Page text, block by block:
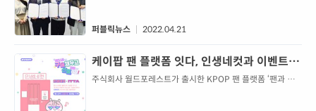
업체와 업무협약을 체결하고, 한국 문화, K-POP, 한국 화장품
이돌 팬들의 니즈를 만족하는 K-BEAUTY 아이돌 커버 매거진
을 발행하기로 했다.프로젝트퀘스천은 사회의제를 다루는 공
익 프로젝트를 진행하는 크라우...
퍼블릭뉴스 2022.04.21
케이팝 팬 플랫폼 잇다, 인생네컷과 이벤트 진
행
주식회사 월드포레스트가 출시한 KPOP 팬 플랫폼 ‘팬과 팬